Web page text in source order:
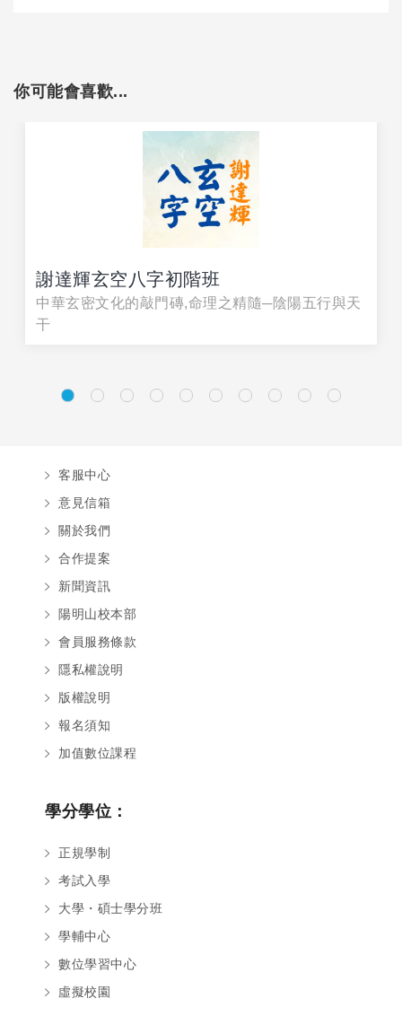
你可能會喜歡...
謝達輝玄空八字初階班
中華玄密文化的敲門磚,命理之精隨─陰陽五行與天
干
客服中心
意見信箱
關於我們
合作提案
新聞資訊
陽明山校本部
會員服務條款
隱私權說明
版權說明
報名須知
加值數位課程
學分學位：
正規學制
考試入學
大學・碩士學分班
學輔中心
數位學習中心
虛擬校園